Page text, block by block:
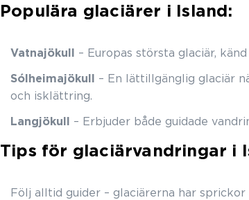
Populära glaciärer i Island:
Vatnajökull – Europas största glaciär,
Sólheimajökull – En lättillgänglig glaciär
och isklättring.
Langjökull – Erbjuder både guidade
Tips för glaciärvandringar i
Följ alltid guider – glaciärerna har